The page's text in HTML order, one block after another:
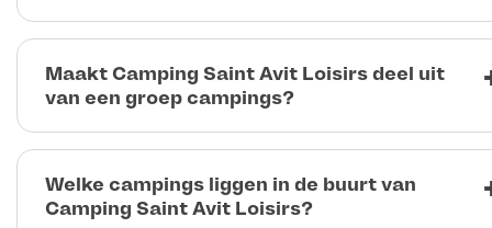
Maakt Camping Saint Avit Loisirs deel uit
van een groep campings?
Welke campings liggen in de buurt van
Camping Saint Avit Loisirs?